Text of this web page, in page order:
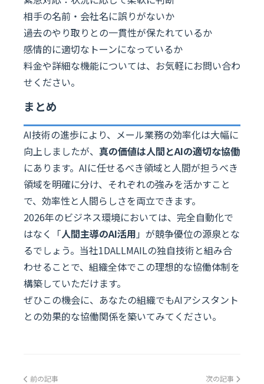
相手の名前・会社名に誤りがないか
過去のやり取りとの一貫性が保たれているか
感情的に適切なトーンになっているか
料金や詳細な機能については、お気軽にお問い合わ
せください。
まとめ
AI技術の進歩により、メール業務の効率化は大幅に
向上しましたが、 真の価値は人間とAIの適切な協働
にあります。AIに任せるべき領域と人間が担うべき
領域を明確に分け、それぞれの強みを活かすこと
で、効率性と人間らしさを両立できます。
2026年のビジネス環境においては、完全自動化で
はなく「人間主導のAI活用」が競争優位の源泉とな
るでしょう。当社1DALLMAILの独自技術と組み合
わせることで、組織全体でこの理想的な協働体制を
構築していただけます。
ぜひこの機会に、あなたの組織でもAIアシスタント
との効果的な協働関係を築いてみてください。
前の記事 次の記事